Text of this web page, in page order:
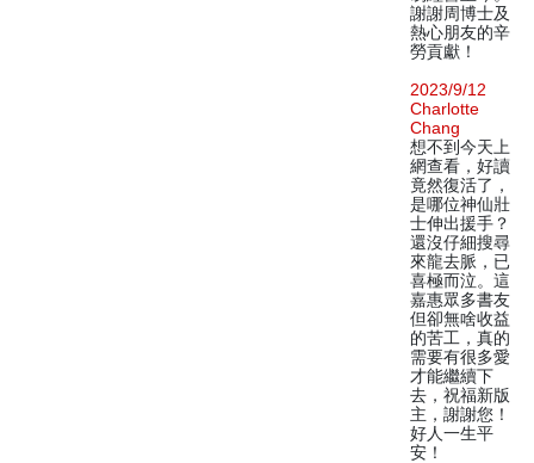
謝謝周博士及
熱心朋友的辛
勞貢獻！
2023/9/12
Charlotte
Chang
想不到今天上
網查看，好讀
竟然復活了，
是哪位神仙壯
士伸出援手？
還沒仔細搜尋
來龍去脈，已
喜極而泣。這
嘉惠眾多書友
但卻無啥收益
的苦工，真的
需要有很多愛
才能繼續下
去，祝福新版
主，謝謝您！
好人一生平
安！